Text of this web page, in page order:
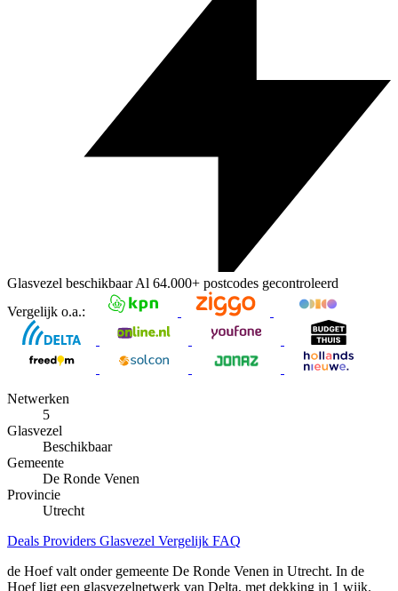
Glasvezel beschikbaarAl 64.000+ postcodes gecontroleerd
Vergelijk o.a.:
Netwerken
5
Glasvezel
Beschikbaar
Gemeente
De Ronde Venen
Provincie
Utrecht
Deals Providers Glasvezel Vergelijk FAQ
de Hoef valt onder gemeente De Ronde Venen in Utrecht. In de
Hoef ligt een glasvezelnetwerk van Delta, met dekking in 1 wijk.